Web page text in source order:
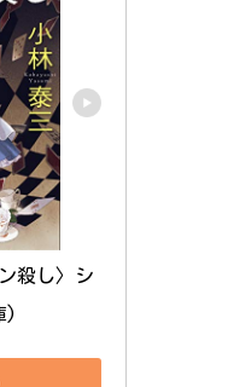
殺し〉シ
)